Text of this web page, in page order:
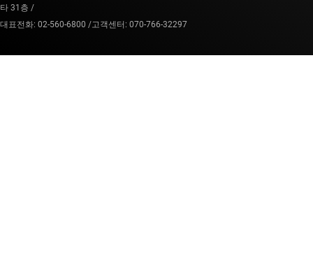
타 31층 /
대표전화: 02-560-6800 /고객센터: 070-766-32297